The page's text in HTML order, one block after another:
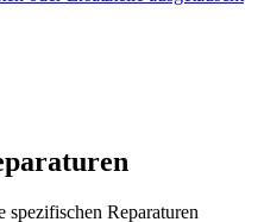
spezifischen Reparaturen